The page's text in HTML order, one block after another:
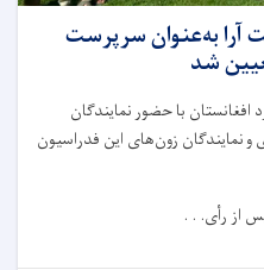
آرا به‌عنوان سرپرست
شد
با حضور نمایندگان
و نمایندگان زون‌های این فدراسیون
از رأی. . .